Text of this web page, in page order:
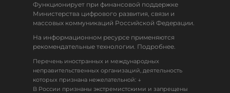
Функционирует при финансовой поддержке
Министерства цифрового развития, связи и
массовых коммуникаций Российской Федерации.
На информационном ресурсе применяются
рекомендательные технологии. Подробнее.
Перечень иностранных и международных
неправительственных организаций, деятельность
которых признана нежелательной: ↓
В России признаны экстремистскими и запрещены